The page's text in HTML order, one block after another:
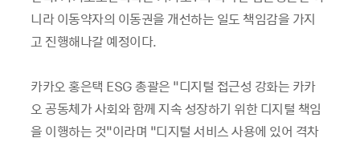
니라 이동약자의 이동권을 개선하는 일도 책임감을 가지
고 진행해나갈 예정이다.
카카오 홍은택 ESG 총괄은 “디지털 접근성 강화는 카카
오 공동체가 사회와 함께 지속 성장하기 위한 디지털 책임
을 이행하는 것”이라며 “디지털 서비스 사용에 있어 격차